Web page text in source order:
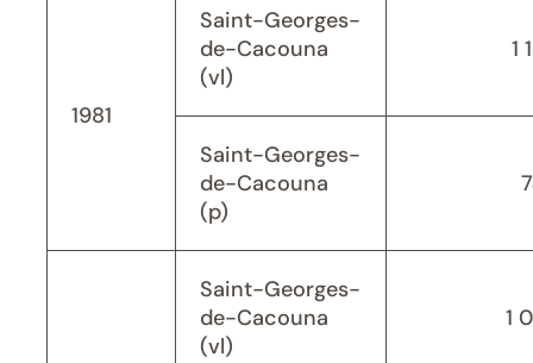
1981
Saint-Georges-
de-Cacouna
(vl)
1
Saint-Georges-
de-Cacouna
(p)
Saint-Georges-
de-Cacouna
(vl)
1